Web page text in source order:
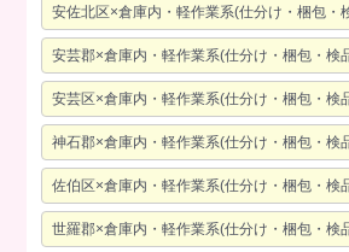
安佐北区×倉庫内・軽作業系(仕分け・梱包・
安芸郡×倉庫内・軽作業系(仕分け・梱包・検
安芸区×倉庫内・軽作業系(仕分け・梱包・検
神石郡×倉庫内・軽作業系(仕分け・梱包・検
佐伯区×倉庫内・軽作業系(仕分け・梱包・検
世羅郡×倉庫内・軽作業系(仕分け・梱包・検